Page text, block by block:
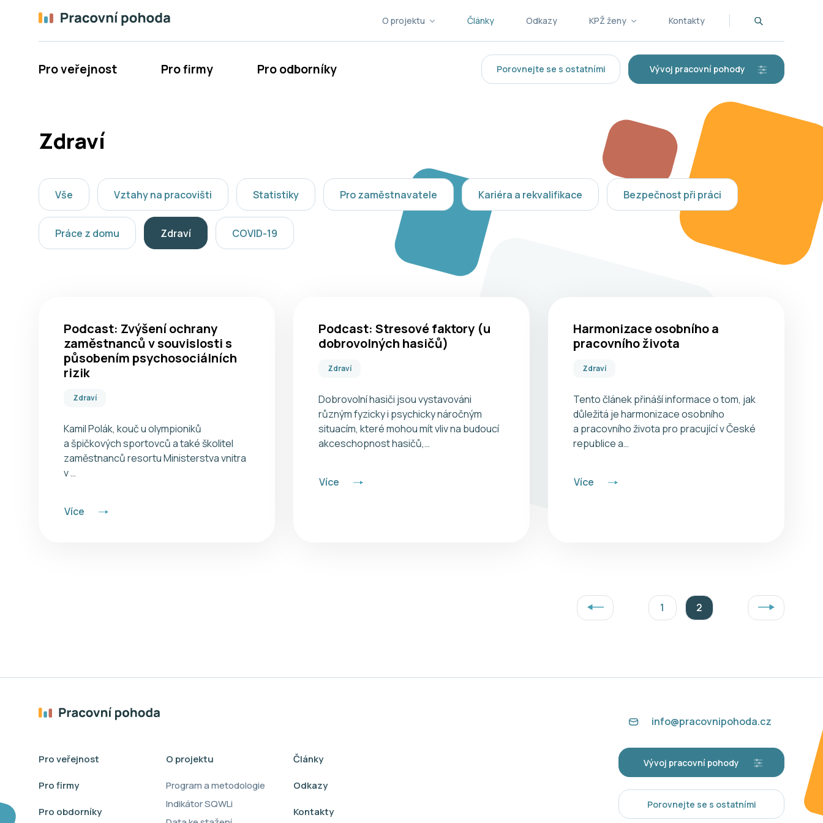
O projektu Články Odkazy KPŽ ženy Kontakty
Pro veřejnost Pro firmy Pro odborníky Porovnejte se s ostatními Vývoj pracovní pohody
Zdraví
Vše Vztahy na pracovišti Statistiky Pro zaměstnavatele Kariéra a rekvalifikace Bezpečnost při práci
Práce z domu Zdraví COVID-19
Podcast: Zvýšení ochrany
zaměstnanců v souvislosti s
působením psychosociálních
rizik
Zdraví
Kamil Polák, kouč u olympioniků
a špičkových sportovců a také školitel
zaměstnanců resortu Ministerstva vnitra
v …
Více
Podcast: Stresové faktory (u
dobrovolných hasičů)
Zdraví
Dobrovolní hasiči jsou vystavováni
různým fyzicky i psychicky náročným
situacím, které mohou mít vliv na budoucí
akceschopnost hasičů,…
Více
Harmonizace osobního a
pracovního života
Zdraví
Tento článek přináší informace o tom, jak
důležitá je harmonizace osobního
a pracovního života pro pracující v České
republice a…
Více
Předchozí 1 2 Další
Pro veřejnost
Pro firmy
Pro obdorníky
O projektu
Program a metodologie
Indikátor SQWLi
Články
Odkazy
Kontakty
info@pracovnipohoda.cz
Vývoj pracovní pohody
Porovnejte se s ostatními